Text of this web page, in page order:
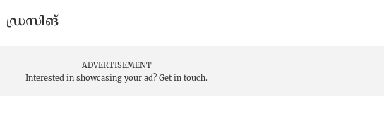
ഡ്രസിങ്
ADVERTISEMENT
Interested in showcasing your ad? Get in touch.